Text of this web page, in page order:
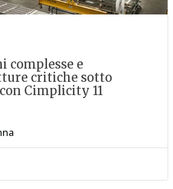
complesse e
critiche sotto
Cimplicity 11